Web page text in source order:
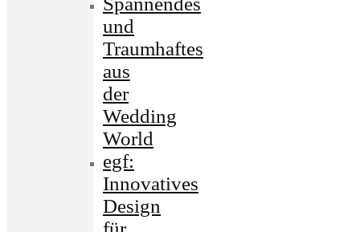
und
Traumhaftes
aus
der
Wedding
World
egf:
Innovatives
Design